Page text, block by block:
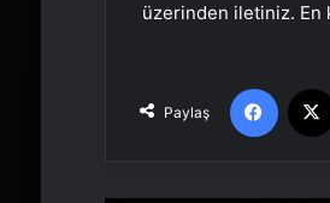
üzerinden iletiniz. En
Paylaş